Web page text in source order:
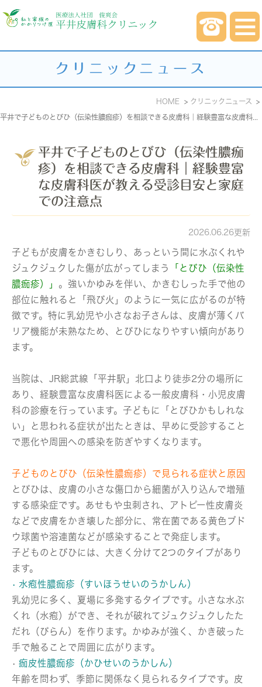
クリニックニュース
HOME クリニックニュース
平井で子どものとびひ（伝染性膿痂
疹）を相談できる皮膚科｜経験豊富
な皮膚科医が教える受診目安と家庭
での注意点
2026.06.26更新
子どもが皮膚をかきむしり、あっという間に水ぶくれや
ジュクジュクした傷が広がってしまう
「とびひ（伝染性
膿痂疹）」 。強いかゆみを伴い、かきむしった手で他の
部位に触れると「飛び火」のように一気に広がるのが特
徴です。特に乳幼児や小さなお子さんは、皮膚が薄くバ
リア機能が未熟なため、とびひになりやすい傾向があり
ます。
当院は、JR総武線「平井駅」北口より徒歩2分の場所に
あり、経験豊富な皮膚科医による一般皮膚科・小児皮膚
科の診療を行っています。子どもに「とびひかもしれな
い」と思われる症状が出たときは、早めに受診すること
で悪化や周囲への感染を防ぎやすくなります。
子どものとびひ（伝染性膿痂疹）で見られる症状と原因
とびひは、皮膚の小さな傷口から細菌が入り込んで増殖
する感染症です。あせもや虫刺され、アトピー性皮膚炎
などで皮膚をかき壊した部分に、常在菌である黄色ブド
ウ球菌や溶連菌などが感染することで発症します。
子どものとびひには、大きく分けて2つのタイプがあり
ます。
• 水疱性膿痂疹（すいほうせいのうかしん）
乳幼児に多く、夏場に多発するタイプです。小さな水ぶ
くれ（水疱）ができ、それが破れてジュクジュクしたた
だれ（びらん）を作ります。かゆみが強く、かき破った
手で触ることで周囲に広がります。
• 痂皮性膿痂疹（かひせいのうかしん）
年齢を問わず、季節に関係なく見られるタイプです。皮